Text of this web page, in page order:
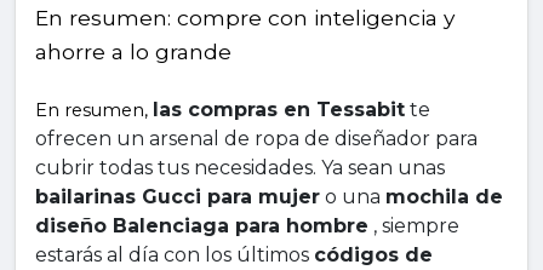
En resumen: compre con inteligencia y
ahorre a lo grande
En resumen, las compras en Tessabit te
ofrecen un arsenal de ropa de diseñador para
bailarinas Gucci para mujer o una mochila de
diseño Balenciaga para hombre , siempre
estarás al día con los últimos códigos de